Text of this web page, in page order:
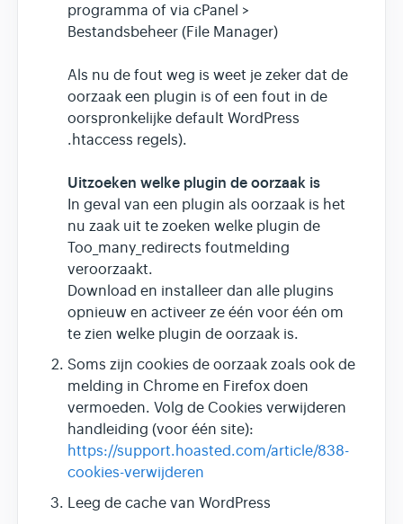
programma of via cPanel >
Bestandsbeheer (File Manager)
Als nu de fout weg is weet je zeker dat de
oorzaak een plugin is of een fout in de
oorspronkelijke default WordPress
.htaccess regels).
Uitzoeken welke plugin de oorzaak is
In geval van een plugin als oorzaak is het
nu zaak uit te zoeken welke plugin de
Too_many_redirects foutmelding
veroorzaakt.
Download en installeer dan alle plugins
opnieuw en activeer ze één voor één om
te zien welke plugin de oorzaak is.
Soms zijn cookies de oorzaak zoals ook de
melding in Chrome en Firefox doen
vermoeden. Volg de Cookies verwijderen
handleiding (voor één site):
https://support.hoasted.com/article/838-
cookies-verwijderen
Leeg de cache van WordPress